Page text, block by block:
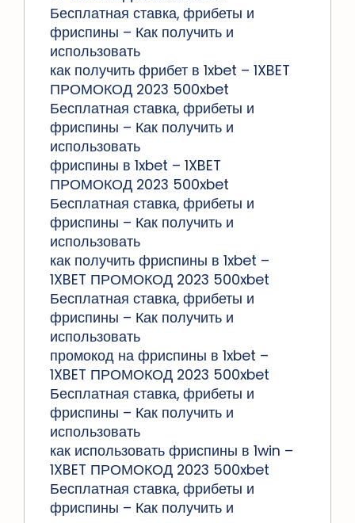
Бесплатная ставка, фрибеты и
фриспины – Как получить и
использовать
как получить фрибет в 1xbet – 1XBET
ПРОМОКОД 2023 500xbet
Бесплатная ставка, фрибеты и
фриспины – Как получить и
использовать
фриспины в 1xbet – 1XBET
ПРОМОКОД 2023 500xbet
Бесплатная ставка, фрибеты и
фриспины – Как получить и
использовать
как получить фриспины в 1xbet –
1XBET ПРОМОКОД 2023 500xbet
Бесплатная ставка, фрибеты и
фриспины – Как получить и
использовать
промокод на фриспины в 1xbet –
1XBET ПРОМОКОД 2023 500xbet
Бесплатная ставка, фрибеты и
фриспины – Как получить и
использовать
как использовать фриспины в 1win –
1XBET ПРОМОКОД 2023 500xbet
Бесплатная ставка, фрибеты и
фриспины – Как получить и